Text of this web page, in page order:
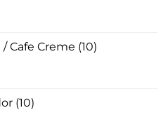
Cafe Creme (10)
(10)